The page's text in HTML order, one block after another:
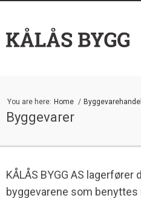
You are here: Home Byggevarehandel
Byggevarer
KÅLÅS BYGG AS lagerfører
byggevarene som